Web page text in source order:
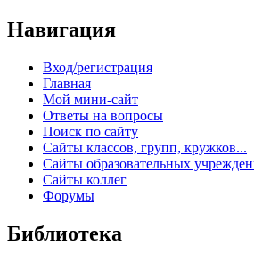
Навигация
Вход/регистрация
Главная
Мой мини-сайт
Ответы на вопросы
Поиск по сайту
Сайты классов, групп, кружков...
Сайты образовательных
Сайты коллег
Форумы
Библиотека